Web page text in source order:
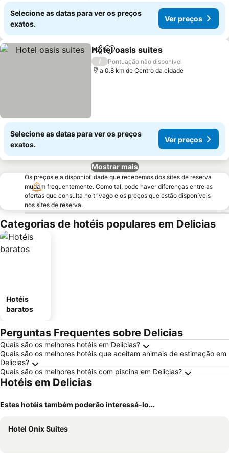
Selecione as datas para ver os preços
exatos.
Ver preços
PartilharAdicionar aos favoritos
Hotel oasis suites
/
Pontuação não disponível
a 0.8 km de Centro da cidade
Selecione as datas para ver os preços
exatos.
Ver preços
Mostrar mais
Os preços e a disponibilidade que recebemos dos sites de reserva
mudam frequentemente. Como tal, pode haver diferenças entre as
ofertas que consulta no trivago e os preços que estão disponíveis
nos sites de reserva.
Categorias de hotéis populares em Delicias
Hotéis
baratos
Perguntas Frequentes sobre Delicias
Quais são os melhores hotéis em Delicias?
Quais são os melhores hotéis que aceitam animais de estimação em
Delicias?
Quais são os melhores hotéis com piscina em Delicias?
Hotéis em Delicias
Estes hotéis também poderão interessá-lo...
Hotel Onix Suites